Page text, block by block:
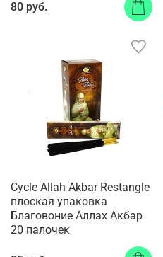
80 руб.
Cycle Allah Akbar Restangle
плоская упаковка
Благовоние Аллах Акбар
20 палочек